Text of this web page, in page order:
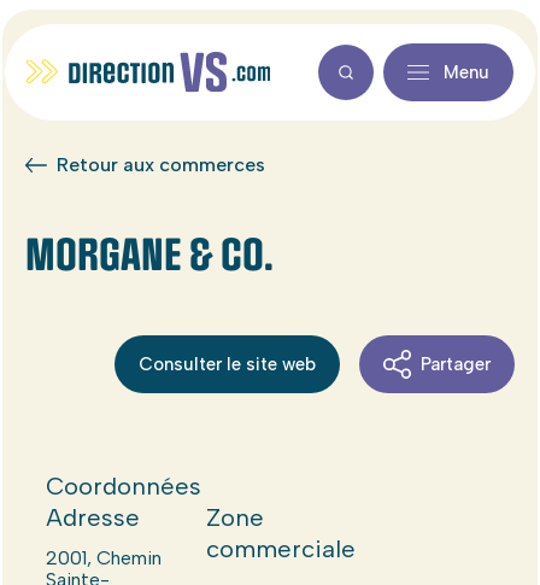
Menu
Retour aux commerces
MORGANE & CO.
Consulter le site web Partager
Coordonnées
Adresse
2001, Chemin
Sainte-
Zone
commerciale